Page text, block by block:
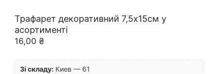
Трафарет декоративний 7,5х15см у
асортименті
16,00 ₴
Зі складу: Киев — 61